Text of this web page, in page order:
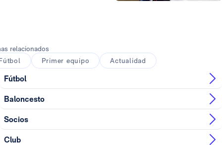
relacionados
Primer equipo Actualidad
Fútbol
Baloncesto
Socios
Club